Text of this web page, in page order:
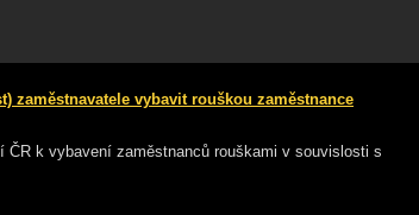
zaměstnavatele vybavit rouškou zaměstnance
k vybavení zaměstnanců rouškami v souvislosti s